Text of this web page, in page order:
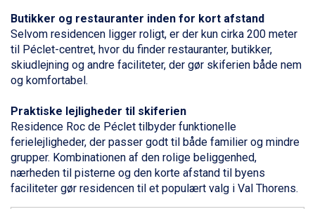
Cervinia fra DKK 5.295
Bad Hofgastein fra DKK 5.495
Passo Tonale fra DKK 3.795
Saalbach fra DKK 5.945
Sölden fra DKK 8.445
Sestriere fra DKK 4.395
Fieberbrunn fra DKK 6.145
Wagrain fra DKK 4.645
Ischgl fra DKK 7.095
St. Anton fra DKK 7.245
Zell am See fra DKK 4.095
Butikker og restauranter inden for kort afstand
Selvom residencen ligger roligt, er der kun cirka 200 meter
til Péclet-centret, hvor du finder restauranter, butikker,
skiudlejning og andre faciliteter, der gør skiferien både nem
og komfortabel.
Praktiske lejligheder til skiferien
Residence Roc de Péclet tilbyder funktionelle
ferielejligheder, der passer godt til både familier og mindre
grupper. Kombinationen af den rolige beliggenhed,
nærheden til pisterne og den korte afstand til byens
faciliteter gør residencen til et populært valg i Val Thorens.